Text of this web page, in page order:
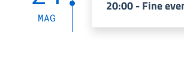
MAG
20:00 - Fine